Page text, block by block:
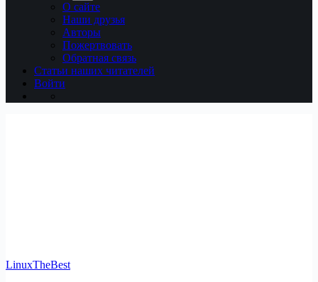
О сайте
Наши друзья
Авторы
Пожертвовать
Обратная связь
Статьи наших читателей
Войти
LinuxTheBest